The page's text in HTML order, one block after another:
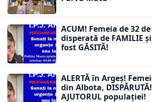
ACUM! Femeia de 32
disperată de FAMILIE
fost GĂSITĂ!
ALERTĂ în Argeș!
din Albota,
AJUTORUL populației!